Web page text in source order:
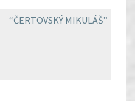
“ČERTOVSKÝ MIKULÁŠ”